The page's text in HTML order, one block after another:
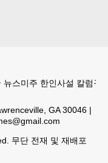
뉴스미주 한인사설 칼럼구
GA 30046 |
무단 전재 및 재배포